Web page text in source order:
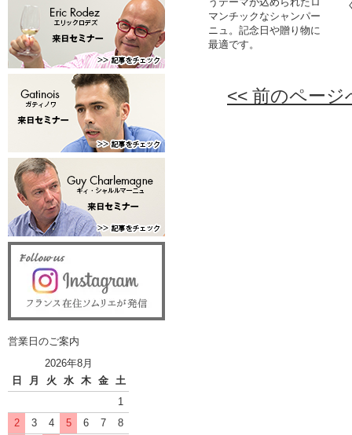
マンチックなシャンパー
ニュ。記念日や贈り物に
最適です。
<< 前のページ
営業日のご案内
2026年8月
日
月 火 水 木 金
土
1
2
3 4 5 6 7
8